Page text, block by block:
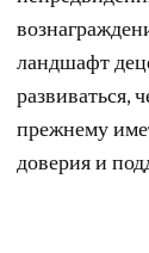
ландшафт
развиваться,
прежнему
доверия и